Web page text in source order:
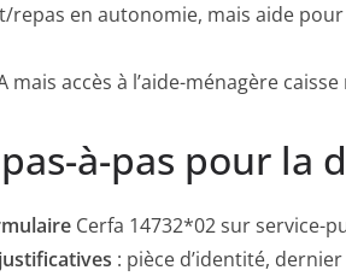
repas en autonomie, mais aide
mais accès à l’aide-ménagère
à-pas pour la
Cerfa 14732*02 sur service-
: pièce d’identité,